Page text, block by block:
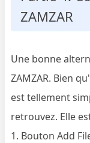
ZAMZAR
Une bonne
ZAMZAR. Bien
est tellement
retrouvez. Elle
1. Bouton Add